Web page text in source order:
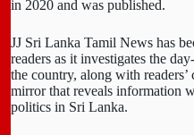
in 2020 and was published.
JJ Sri Lanka Tamil News has
readers as it investigates the
the country, along with readers’
mirror that reveals information
politics in Sri Lanka.